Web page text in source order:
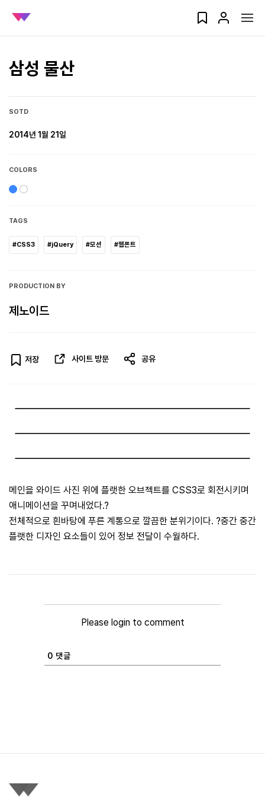
삼성 물산
SOTD
2014년 1월 21일
COLORS
TAGS
#CSS3 #jQuery #모션 #웹폰트
PRODUCTION BY
제노이드
저장 사이트 방문 공유
메인을 와이드 사진 위에 플랫한 오브젝트를 CSS3로 회전시키며
애니메이션을 꾸며내었다.?
전체적으로 흰바탕에 푸른 계통으로 깔끔한 분위기이다. ?중간 중간
플랫한 디자인 요소들이 있어 정보 전달이 수월하다.
Please login to comment
0 댓글